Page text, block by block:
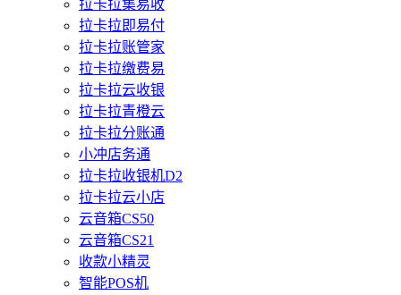
拉卡拉集易收
拉卡拉即易付
拉卡拉账管家
拉卡拉缴费易
拉卡拉云收银
拉卡拉青橙云
拉卡拉分账通
小冲店务通
拉卡拉收银机D2
拉卡拉云小店
云音箱CS50
云音箱CS21
收款小精灵
智能POS机